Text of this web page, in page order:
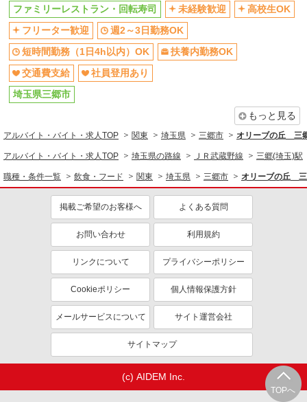
TOPへ
ファミリーレストラン・回転寿司 未経験歓迎
高校生OK
フリーター歓迎
週2～3日勤務OK
短時間勤務（1日4h以内）OK
扶養内勤務OK
交通費支給
社員登用あり
埼玉県三郷市
もっと見る
アルバイト・バイト・求人TOP 関東 埼玉県 三郷市 オリーブの丘 三
アルバイト・バイト・求人TOP 埼玉県の路線 ＪＲ武蔵野線 三郷(埼玉)駅
職種・条件一覧 飲食・フード 関東 埼玉県 三郷市 オリーブの丘 三
掲載ご希望のお客様へ よくある質問
お問い合わせ 利用規約
リンクについて プライバシーポリシー
Cookieポリシー 個人情報保護方針
メールサービスについて サイト運営会社
サイトマップ
(c) AIDEM Inc.